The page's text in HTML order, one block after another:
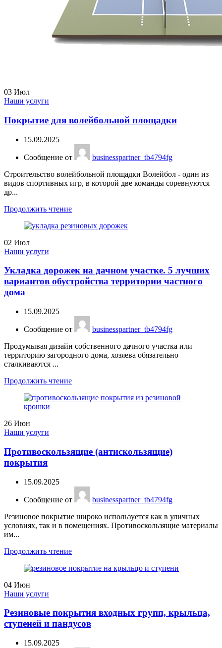
03 Июл
Наши услуги
Покрытие для волейбольной площадки
15.09.2025
Сообщение от
businesspartner_tb4794fg
Строительство волейбольной площадки Волейбол - один из
видов спортивных игр, в которой две команды соревнуются
др...
Продолжить чтение
02 Июл
Наши услуги
Укладка дорожек на дачном участке. 5 лучших
вариантов обустройства территории частного
дома
15.09.2025
Сообщение от
businesspartner_tb4794fg
Продумывая дизайн собственного дачного участка или
территорию загородного дома, хозяева обязательно
сталкиваются ...
Продолжить чтение
26 Июн
Наши услуги
Противоскользящие (антискользящие)
покрытия
15.09.2025
Сообщение от
businesspartner_tb4794fg
Резиновое покрытие широко используется как в уличных
условиях, так и в помещениях. Противоскользящие материалы
им...
Продолжить чтение
04 Июн
Наши услуги
Резиновые покрытия входных групп, крыльца,
ступеней и пандусов
15.09.2025